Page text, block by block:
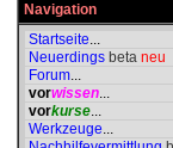
Navigation
Startseite...
Neuerdings beta neu
Forum...
vorwissen...
vorkurse...
Werkzeuge...